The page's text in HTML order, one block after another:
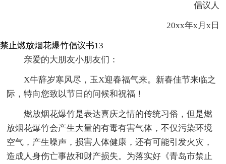
倡议人
20xx年x月x日
禁止燃放烟花爆竹倡议书13
亲爱的大朋友小朋友们：
X牛辞岁寒风尽，玉X迎春福气来。新春佳节来临之
际，特向您致以节日的问候和祝福！
燃放烟花爆竹是表达喜庆之情的传统习俗，但是燃
放烟花爆竹会产生大量的有毒有害气体，不仅污染环境
空气，产生噪声，损害人体健康，还有可能引发火灾，
造成人身伤亡事故和财产损失。为落实好《青岛市禁止